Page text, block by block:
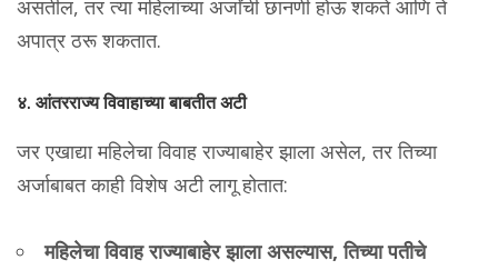
असतील, तर त्या महिलांच्या अर्जांची छानणी होऊ शकते आणि ते
अपात्र ठरू शकतात.
४. आंतरराज्य विवाहाच्या बाबतीत अटी
जर एखाद्या महिलेचा विवाह राज्याबाहेर झाला असेल, तर तिच्या
अर्जाबाबत काही विशेष अटी लागू होतात:
महिलेचा विवाह राज्याबाहेर झाला असल्यास, तिच्या पतीचे